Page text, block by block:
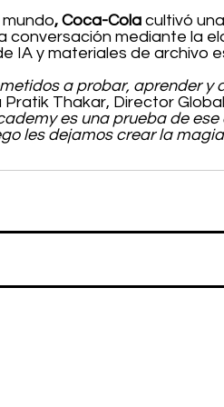
, Coca-Cola cultivó
conversación mediante la
IA y materiales de archivo
a probar, aprender y
Pratik Thakar, Director
es una prueba de
les dejamos crear la